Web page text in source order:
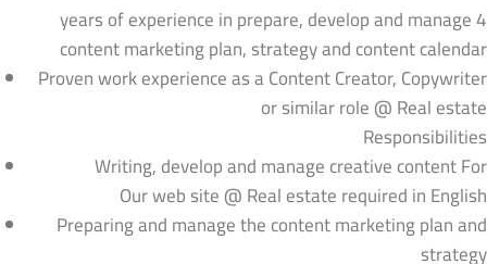
4 years of experience in prepare, develop and manage
content marketing plan, strategy and content calendar
Proven work experience as a Content Creator, Copywriter
or similar role @ Real estate
Responsibilities
Writing, develop and manage creative content For
Our web site @ Real estate required in English
Preparing and manage the content marketing plan and
strategy